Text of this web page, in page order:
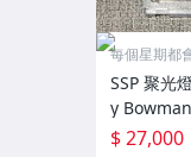
每個星期都
SSP 聚光
y
ight 2025-
$ 27,000